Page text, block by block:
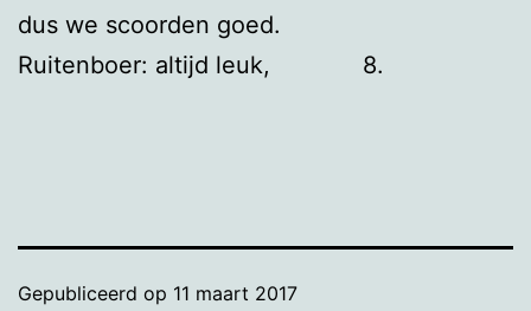
dus we scoorden goed.
Ruitenboer: altijd leuk, 8.
Gepubliceerd op 11 maart 2017